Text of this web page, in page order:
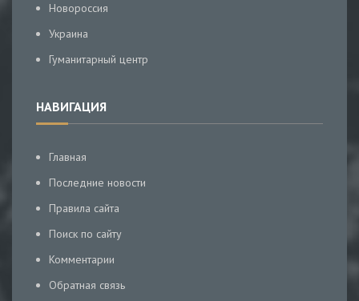
Новороссия
Украина
Гуманитарный центр
НАВИГАЦИЯ
Главная
Последние новости
Правила сайта
Поиск по сайту
Комментарии
Обратная связь